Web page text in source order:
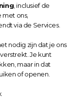
, inclusief de
ons,
via de Services.
nodig zijn dat je ons
Je kunt
maar in dat
of openen.